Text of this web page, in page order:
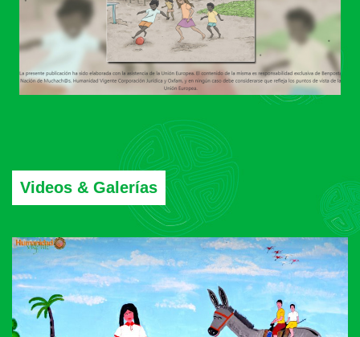
Videos & Galerías